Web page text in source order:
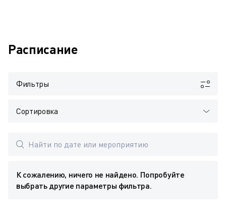
Расписание
Фильтры
Сортировка
К сожалению, ничего не найдено. Попробуйте
выбрать другие параметры фильтра.